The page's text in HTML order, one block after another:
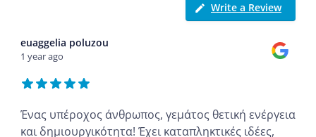
Write a Review
euaggelia poluzou
1 year ago
Ένας υπέροχος άνθρωπος, γεμάτος θετική ενέργεια
και δημιουργικότητα! Έχει καταπληκτικές ιδέες,